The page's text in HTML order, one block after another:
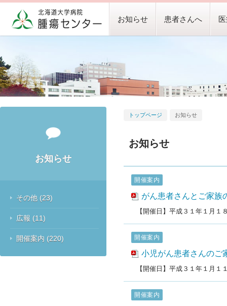
お知らせ 患者さんへ
お知らせ
その他 (23)
広報 (11)
開催案内 (220)
トップページ お知らせ
お知らせ
開催案内
がん患者さんとご家
【開催日】平成３１年１月１
開催案内
小児がん患者さんのご
【開催日】平成３１年１月１
開催案内